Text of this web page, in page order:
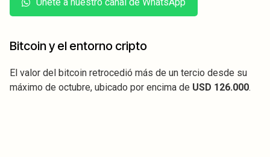
Únete a nuestro canal de WhatsApp
Bitcoin y el entorno cripto
El valor del bitcoin retrocedió más de un tercio desde su
máximo de octubre, ubicado por encima de USD 126.000.